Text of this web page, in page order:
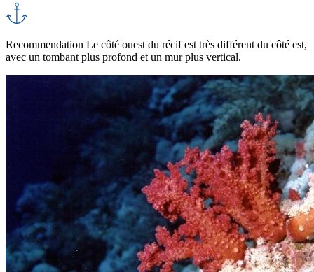
Recommendation Le côté ouest du récif est très différent du côté est,
avec un tombant plus profond et un mur plus vertical.